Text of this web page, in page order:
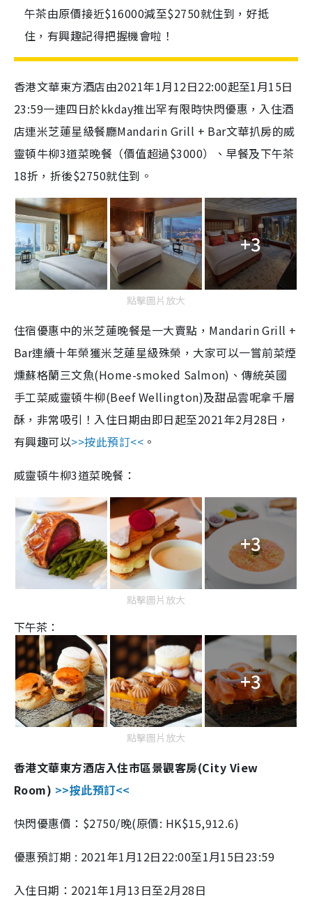
午茶由原價接近$16000減至$2750就住到，好抵
住，有興趣記得把握機會啦！
香港文華東方酒店由2021年1月12日22:00起至1月15日
23:59一連四日於kkday推出罕有限時快閃優惠，入住酒
店連米芝蓮星級餐廳Mandarin Grill + Bar文華扒房的威
靈頓牛柳3道菜晚餐（價值超過$3000）、早餐及下午茶
18折，折後$2750就住到。
+3
點擊圖片放大
住宿優惠中的米芝蓮晚餐是一大賣點，Mandarin Grill +
Bar連續十年榮獲米芝蓮星級殊榮，大家可以一嘗前菜煙
燻蘇格蘭三文魚(Home-smoked Salmon)、傳統英國
手工菜威靈頓牛柳(Beef Wellington)及甜品雲呢拿千層
酥，非常吸引！入住日期由即日起至2021年2月28日，
有興趣可以>>按此預訂<< 。
威靈頓牛柳3道菜晚餐：
+3
點擊圖片放大
下午茶：
+3
點擊圖片放大
香港文華東方酒店入住市區景觀客房(City View
Room) >>按此預訂<<
快閃優惠價：$2750/晚(原價: HK$15,912.6)
優惠預訂期 : 2021年1月12日22:00至1月15日23:59
入住日期：2021年1月13日至2月28日